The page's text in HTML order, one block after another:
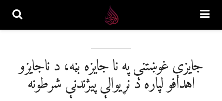
جايزې غوښتنې په نا جايزه بڼه، د ناجايزو
اهدافو لپاره د نړيوالې پيژندنې شرطونه